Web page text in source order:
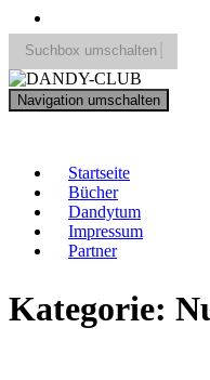
Suchbox umschalten
Search
for:
Navigation umschalten
Startseite
Bücher
Dandytum
Impressum
Partner
Kategorie: